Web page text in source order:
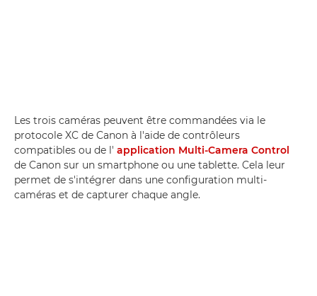
Les trois caméras peuvent être commandées via le
protocole XC de Canon à l'aide de contrôleurs
compatibles ou de l' application Multi-Camera Control
de Canon sur un smartphone ou une tablette. Cela leur
permet de s'intégrer dans une configuration multi-
caméras et de capturer chaque angle.